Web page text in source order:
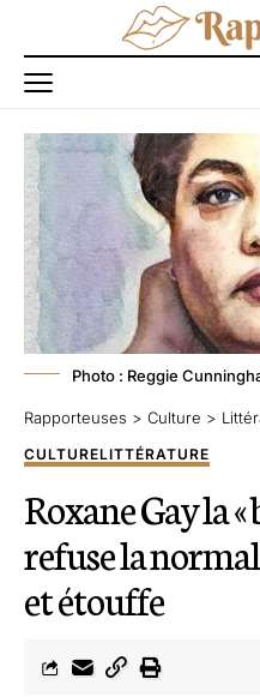
Photo : Reggie
Rapporteuses > Culture >
CULTURELITTÉRATURE
Roxane Gay la
refuse la
et étouffe